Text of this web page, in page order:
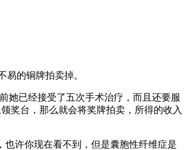
的铜牌拍卖掉。
已经接受了五次手术治疗，而且还要服
奖台，那么就会将奖牌拍卖，所得的收入
许你现在看不到，但是囊胞性纤维症是